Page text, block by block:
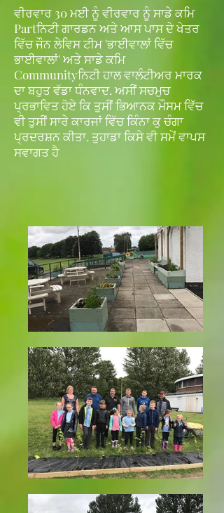
ਵੀਰਵਾਰ 30 ਮਈ ਨੂੰ ਵੀਰਵਾਰ ਨੂੰ ਸਾਡੇ ਕਮਿ
Partਨਿਟੀ ਗਾਰਡਨ ਅਤੇ ਆਸ ਪਾਸ ਦੇ ਖੇਤਰ
ਵਿੱਚ ਜੌਨ ਲੇਵਿਸ ਟੀਮ 'ਭਾਈਵਾਲਾਂ ਵਿੱਚ
ਭਾਈਵਾਲਾਂ' ਅਤੇ ਸਾਡੇ ਕਮਿ
Communityਨਿਟੀ ਹਾਲ ਵਾਲੰਟੀਅਰ ਮਾਰਕ
ਦਾ ਬਹੁਤ ਵੱਡਾ ਧੰਨਵਾਦ. ਅਸੀਂ ਸਚਮੁਚ
ਪ੍ਰਭਾਵਿਤ ਹੋਏ ਕਿ ਤੁਸੀਂ ਭਿਆਨਕ ਮੌਸਮ ਵਿੱਚ
ਵੀ ਤੁਸੀਂ ਸਾਰੇ ਕਾਰਜਾਂ ਵਿੱਚ ਕਿੰਨਾ ਕੁ ਚੰਗਾ
ਪ੍ਰਦਰਸ਼ਨ ਕੀਤਾ. ਤੁਹਾਡਾ ਕਿਸੇ ਵੀ ਸਮੇਂ ਵਾਪਸ
ਸਵਾਗਤ ਹੈ